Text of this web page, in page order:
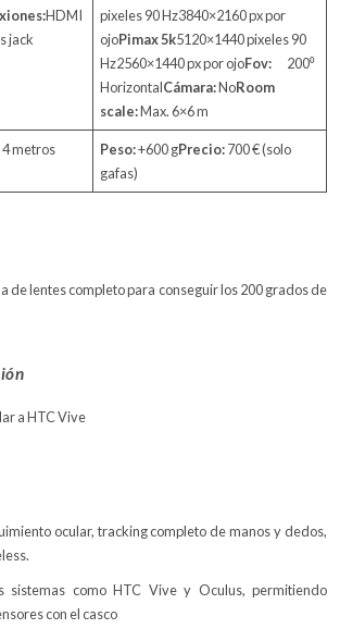
HDMI
jack
pixeles 90 Hz3840×2160 px por
ojoPimax 5k5120×1440 pixeles 90
Hz2560×1440 px por ojoFov: 200⁰
HorizontalCámara:NoRoom
scale:Max. 6×6 m
metros Peso:+600 gPrecio:700 € (solo
gafas)
de lentes completo para conseguir los 200 grados de
a HTC Vive
ocular, tracking completo de manos y dedos,
sistemas como HTC Vive y Oculus, permitiendo
con el casco